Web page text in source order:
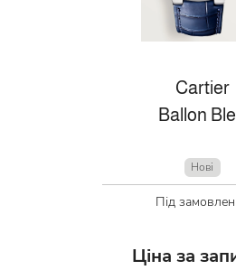
Cartier
Ballon
Нові
Під
Ціна за